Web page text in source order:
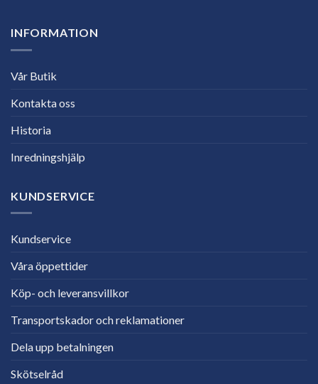
INFORMATION
Vår Butik
Kontakta oss
Historia
Inredningshjälp
KUNDSERVICE
Kundservice
Våra öppettider
Köp- och leveransvillkor
Transportskador och reklamationer
Dela upp betalningen
Skötselråd